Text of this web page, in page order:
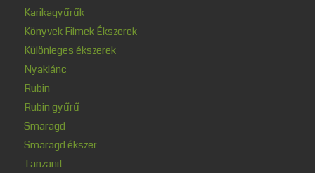
Karikagyűrűk
Könyvek Filmek Ékszerek
Különleges ékszerek
Nyaklánc
Rubin
Rubin gyűrű
Smaragd
Smaragd ékszer
Tanzanit